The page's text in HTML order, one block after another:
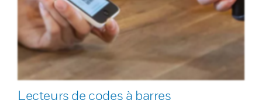
Lecteurs de codes à barres